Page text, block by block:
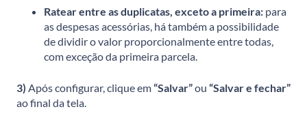
Ratear entre as duplicatas, exceto a primeira: para
as despesas acessórias, há também a possibilidade
de dividir o valor proporcionalmente entre todas,
com exceção da primeira parcela.
3) Após configurar, clique em“Salvar”ou “Salvar e fechar”
ao final da tela.